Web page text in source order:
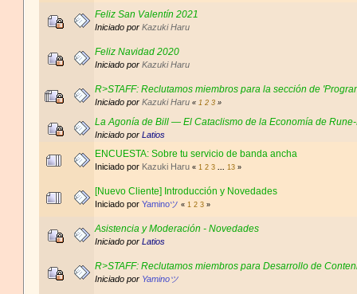
Feliz San Valentín 2021
Iniciado porKazuki Haru
Feliz Navidad 2020
Iniciado porKazuki Haru
R>STAFF: Reclutamos miembros para la sección de
Iniciado porKazuki Haru «1 2 3 »
La Agonía de Bill — El Cataclismo de la Economía de
Iniciado porLatios
ENCUESTA: Sobre tu servicio de banda ancha
Iniciado por Kazuki Haru «1 2 3 ...13 »
[Nuevo Cliente] Introducción y Novedades
Iniciado porYaminoツ «1 2 3 »
Asistencia y Moderación - Novedades
Iniciado porLatios
R>STAFF: Reclutamos miembros para Desarrollo de
Iniciado por Yaminoツ